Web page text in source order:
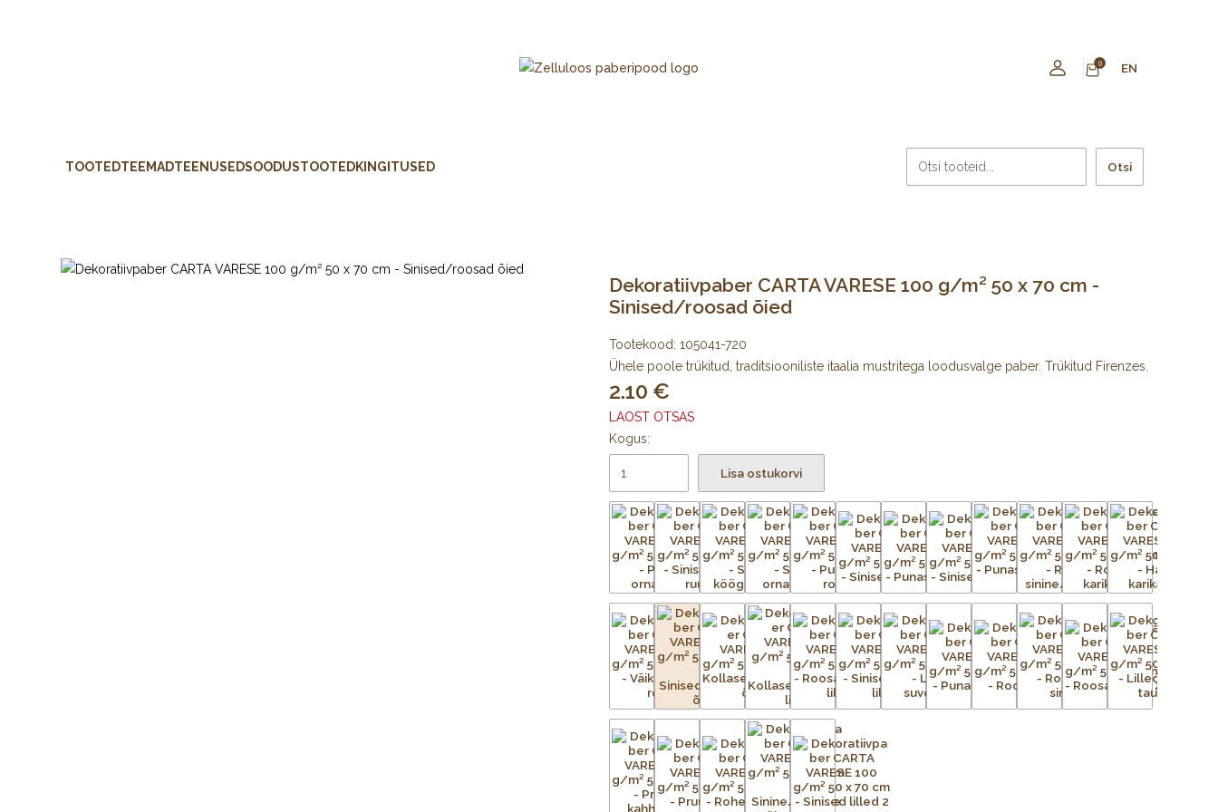
0 EN
TOOTEDTEEMADTEENUSEDSOODUSTOOTEDKINGITUSED Otsi
Dekoratiivpaber CARTA VARESE 100 g/m² 50 x 70 cm -
Sinised/roosad õied
Tootekood: 105041-720
Ühele poole trükitud, traditsiooniliste itaalia mustritega loodusvalge paber. Trükitud Firenzes.
2.10
LAOST OTSAS
Kogus:
Lisa ostukorvi